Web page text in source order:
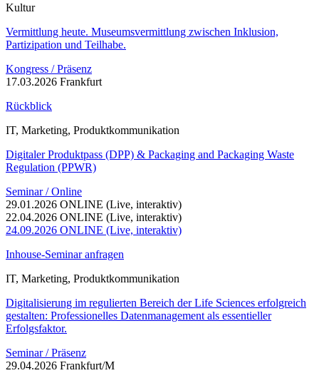
Kultur
Vermittlung heute. Museumsvermittlung zwischen Inklusion,
Partizipation und Teilhabe.
Kongress / Präsenz
17.03.2026 Frankfurt
Rückblick
IT, Marketing, Produktkommunikation
Digitaler Produktpass (DPP) & Packaging and Packaging Waste
Regulation (PPWR)
Seminar / Online
29.01.2026 ONLINE (Live, interaktiv)
22.04.2026 ONLINE (Live, interaktiv)
24.09.2026 ONLINE (Live, interaktiv)
Inhouse-Seminar anfragen
IT, Marketing, Produktkommunikation
Digitalisierung im regulierten Bereich der Life Sciences erfolgreich
gestalten: Professionelles Datenmanagement als essentieller
Erfolgsfaktor.
Seminar / Präsenz
29.04.2026 Frankfurt/M